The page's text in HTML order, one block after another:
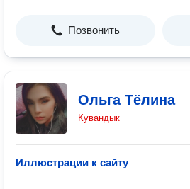
Позвонить
Ольга Тёлина
Кувандык
Иллюстрации к сайту